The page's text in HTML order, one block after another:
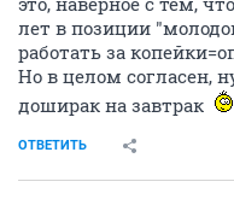
лет в позиции
работать за
Но в целом согласен,
доширак на завтрак
ОТВЕТИТЬ